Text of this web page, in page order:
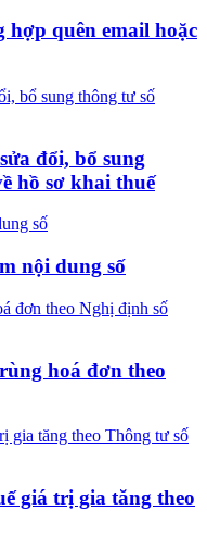
quên email hoặc
đổi, bổ sung
hồ sơ khai thuế
nội dung số
hoá đơn theo
giá trị gia tăng theo